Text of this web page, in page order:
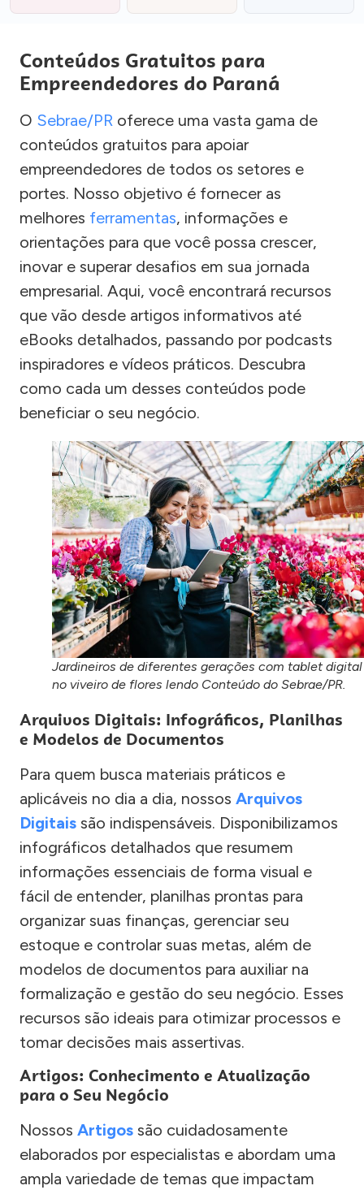
Conteúdos Gratuitos para
Empreendedores do Paraná
O Sebrae/PR oferece uma vasta gama de
conteúdos gratuitos para apoiar
empreendedores de todos os setores e
portes. Nosso objetivo é fornecer as
melhores ferramentas, informações e
orientações para que você possa crescer,
inovar e superar desafios em sua jornada
empresarial. Aqui, você encontrará recursos
que vão desde artigos informativos até
eBooks detalhados, passando por podcasts
inspiradores e vídeos práticos. Descubra
como cada um desses conteúdos pode
beneficiar o seu negócio.
Jardineiros de diferentes gerações com tablet digital
no viveiro de flores lendo Conteúdo do Sebrae/PR.
Arquivos Digitais: Infográficos, Planilhas
e Modelos de Documentos
Para quem busca materiais práticos e
aplicáveis no dia a dia, nossos Arquivos
Digitais são indispensáveis. Disponibilizamos
infográficos detalhados que resumem
informações essenciais de forma visual e
fácil de entender, planilhas prontas para
organizar suas finanças, gerenciar seu
estoque e controlar suas metas, além de
modelos de documentos para auxiliar na
formalização e gestão do seu negócio. Esses
recursos são ideais para otimizar processos e
tomar decisões mais assertivas.
Artigos: Conhecimento e Atualização
para o Seu Negócio
Nossos Artigos são cuidadosamente
elaborados por especialistas e abordam uma
ampla variedade de temas que impactam